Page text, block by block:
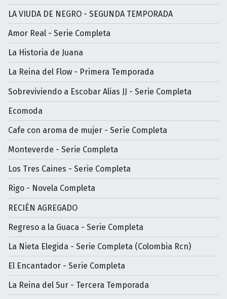
LA VIUDA DE NEGRO - SEGUNDA TEMPORADA
Amor Real - Serie Completa
La Historia de Juana
La Reina del Flow - Primera Temporada
Sobreviviendo a Escobar Alias JJ - Serie Completa
Ecomoda
Cafe con aroma de mujer - Serìe Completa
Monteverde - Serie Completa
Los Tres Caines - Serie Completa
Rigo - Novela Completa
RECIÉN AGREGADO
Regreso a la Guaca - Serie Completa
La Nieta Elegida - Serie Completa (Colombia Rcn)
El Encantador - Serie Completa
La Reina del Sur - Tercera Temporada